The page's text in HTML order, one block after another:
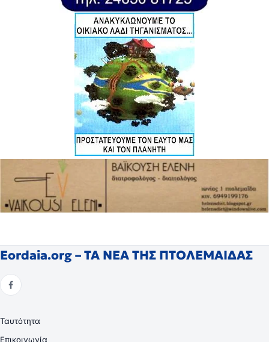
Eordaia.org – ΤΑ ΝΕΑ ΤΗΣ ΠΤΟΛΕΜΑΙΔΑΣ
Ταυτότητα
Επικοινωνία